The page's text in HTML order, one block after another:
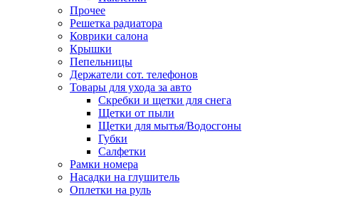
Прочее
Решетка радиатора
Коврики салона
Крышки
Пепельницы
Держатели сот. телефонов
Товары для ухода за авто
Скребки и щетки для снега
Щетки от пыли
Щетки для мытья/Водосгоны
Губки
Салфетки
Рамки номера
Насадки на глушитель
Оплетки на руль